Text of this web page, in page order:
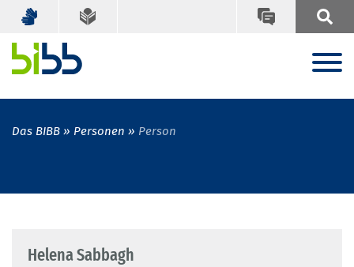
Das BIBB Personen Person
Helena Sabbagh